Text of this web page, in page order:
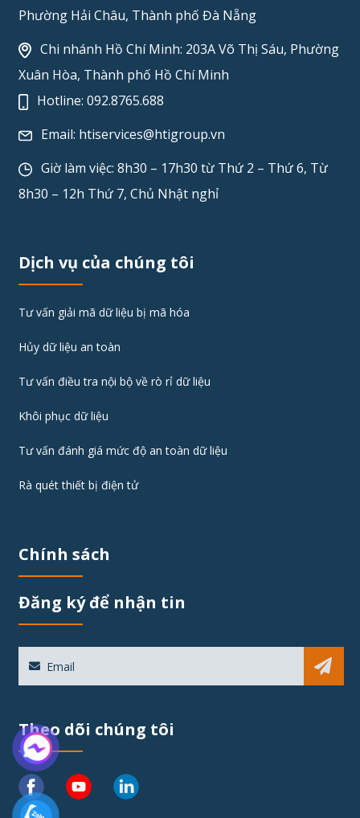
Phường Hải Châu, Thành phố Đà Nẵng
Chi nhánh Hồ Chí Minh: 203A Võ Thị Sáu, Phường
Xuân Hòa, Thành phố Hồ Chí Minh
Hotline:092.8765.688
Email: htiservices@htigroup.vn
Giờ làm việc: 8h30 – 17h30 từ Thứ 2 – Thứ 6, Từ
8h30 – 12h Thứ 7, Chủ Nhật nghỉ
Dịch vụ của chúng tôi
Tư vấn giải mã dữ liệu bị mã hóa
Hủy dữ liệu an toàn
Tư vấn điều tra nội bộ về rò rỉ dữ liệu
Khôi phục dữ liệu
Tư vấn đánh giá mức độ an toàn dữ liệu
Rà quét thiết bị điện tử
Chính sách
Đăng ký để nhận tin
Sub
Theo dõi chúng tôi